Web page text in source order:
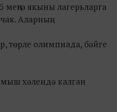
меңгә якыны лагерьларга
Аларның:
төрле олимпиада, бәйге
хәлендә калган